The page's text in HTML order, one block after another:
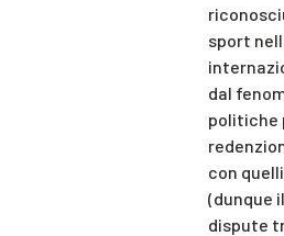
sport
dal
politiche
con
(dunque
dispute